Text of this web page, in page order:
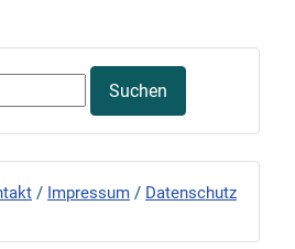
Suchen
/ Impressum / Datenschutz